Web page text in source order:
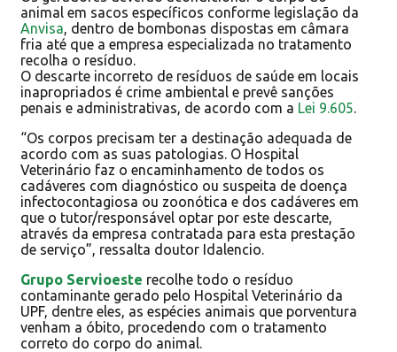
animal em sacos específicos conforme legislação da
Anvisa , dentro de bombonas dispostas em câmara
fria até que a empresa especializada no tratamento
recolha o resíduo.
O descarte incorreto de resíduos de saúde em locais
inapropriados é crime ambiental e prevê sanções
penais e administrativas, de acordo com a Lei 9.605
“Os corpos precisam ter a destinação adequada de
acordo com as suas patologias. O Hospital
Veterinário faz o encaminhamento de todos os
cadáveres com diagnóstico ou suspeita de doença
infectocontagiosa ou zoonótica e dos cadáveres em
que o tutor/responsável optar por este descarte,
através da empresa contratada para esta prestação
de serviço”, ressalta doutor Idalencio.
Grupo Servioeste recolhe todo o resíduo
contaminante gerado pelo Hospital Veterinário da
UPF, dentre eles, as espécies animais que porventura
venham a óbito, procedendo com o tratamento
correto do corpo do animal.